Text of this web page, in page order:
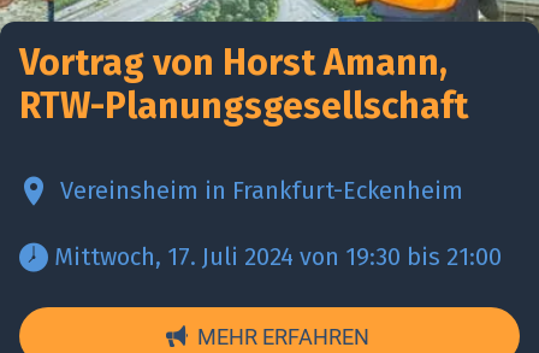
Vortrag von Horst Amann,
RTW-Planungsgesellschaft
Vereinsheim in Frankfurt-Eckenheim
Mittwoch, 17. Juli 2024 von 19:30 bis 21:00
MEHR ERFAHREN